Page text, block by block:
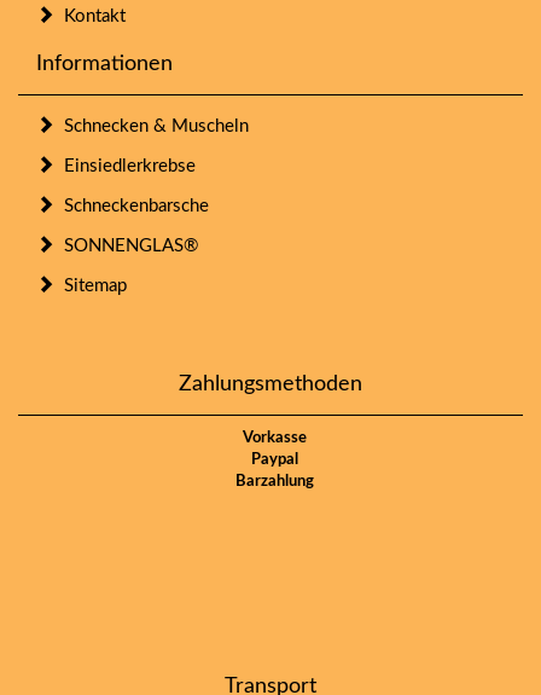
Kontakt
Informationen
Schnecken & Muscheln
Einsiedlerkrebse
Schneckenbarsche
SONNENGLAS®
Sitemap
Zahlungsmethoden
Vorkasse
Paypal
Barzahlung
Transport